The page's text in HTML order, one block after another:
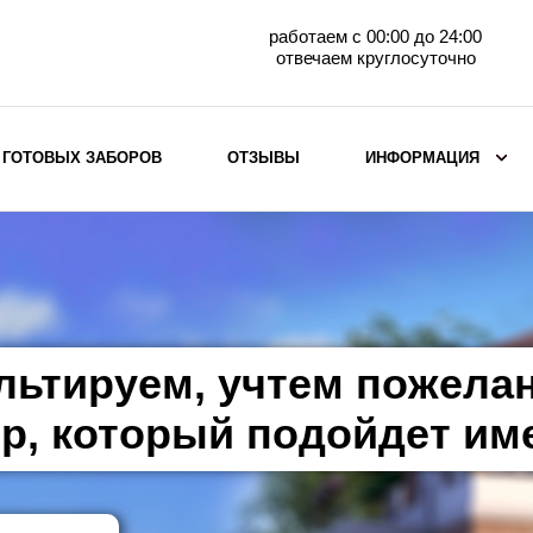
работаем с 00:00 до 24:00
отвечаем круглосуточно
горизонтального
Металлические заборы для дачи
Забор жалюзи с кирпичными столбами
Металлические заборы
Металлические ограждения
ГОТОВЫХ ЗАБОРОВ ОТЗЫВЫ ИНФОРМАЦИЯ
учтем
который подойдет